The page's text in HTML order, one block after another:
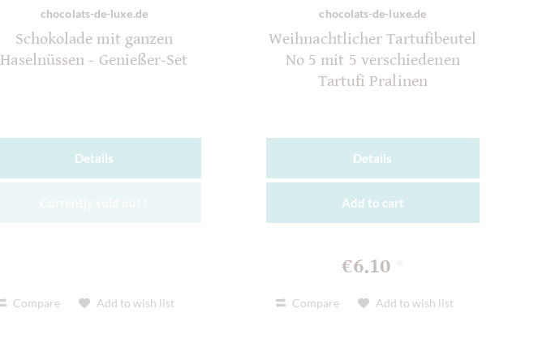
chocolats-de-luxe.de
Schokolade mit ganzen
Haselnüssen - Genießer-Set
Details
Compare Add to wish list
chocolats-de-luxe.de
Weihnachtlicher Tartufibeutel
No 5 mit 5 verschiedenen
Tartufi Pralinen
Details
Add to cart
€6.10
Compare Add to wish list